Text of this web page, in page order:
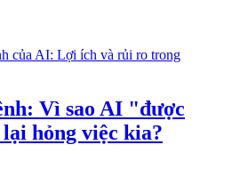
Vì sao AI "được
hỏng việc kia?